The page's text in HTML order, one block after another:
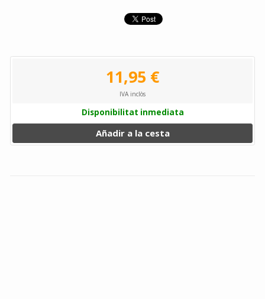
11,95 €
IVA inclòs
Disponibilitat inmediata
Añadir a la cesta